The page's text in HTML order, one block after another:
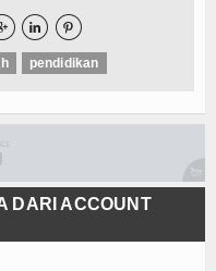
 
pendidikan
DARI ACCOUNT